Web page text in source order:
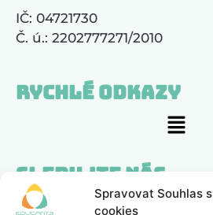
Spravovat Souhlas s
cookies
IČ: 04721730
Č. ú.: 2202777271/2010
Rychlé odkazy
Sledujte nás